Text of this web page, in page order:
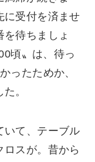
に受付を済ませ
待ちましょ
頃〟は、待っ
ったためか、
。
いて、テーブル
スが。昔から